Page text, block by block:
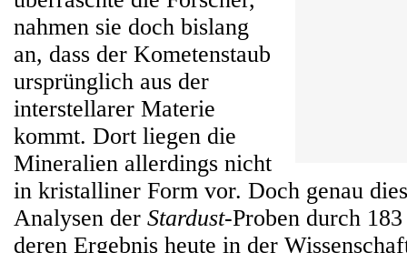
nahmen sie doch bislang
an, dass der Kometenstaub
ursprünglich aus der
interstellarer Materie
kommt. Dort liegen die
Mineralien allerdings nicht
in kristalliner Form vor. Doch genau
Analysen der Stardust-Proben durch
deren Ergebnis heute in der